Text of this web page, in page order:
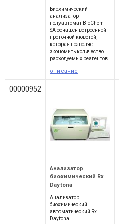
Биохимический
анализатор-
полуавтомат BioChem
SA оснащен встроенной
проточной кюветой,
которая позволяет
экономить количество
расходуемых реагентов.
описание
00000952
Анализатор
биохимический Rx
Daytona
Анализатор
биохимический
автоматический Rx
Daytona.